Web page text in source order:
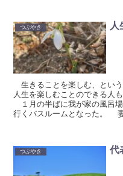
つぶやき 人
生きることを楽しむ、とい
人生を楽しむことのできる人
１月の半ばに我が家の風呂
行くバスルームとなった。 妻
つぶやき 代